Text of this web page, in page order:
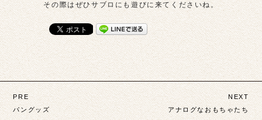
その際はぜひサブロにも遊びに来てくださいね。
投
稿
PRE
パングッズ
NEXT
アナログなおもちゃたち